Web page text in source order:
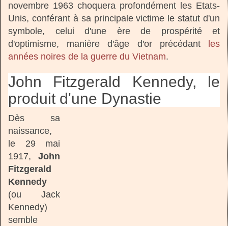
novembre 1963 choquera profondément les Etats-
Unis, conférant à sa principale victime le statut d'un
symbole, celui d'une ère de prospérité et
d'optimisme, manière d'âge d'or précédant
les
années noires de la guerre du Vietnam.
John Fitzgerald Kennedy, le
produit d'une Dynastie
Dès sa
naissance,
le 29 mai
1917, John
Fitzgerald
Kennedy
(ou Jack
Kennedy)
semble